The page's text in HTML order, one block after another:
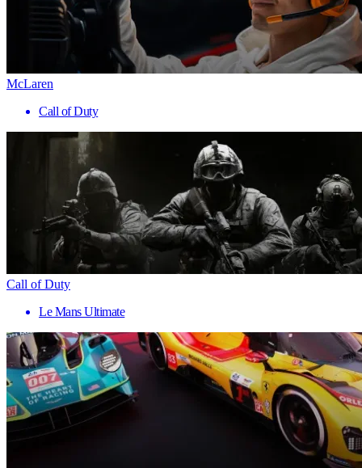
McLaren
Call of Duty
Call of Duty
Le Mans Ultimate